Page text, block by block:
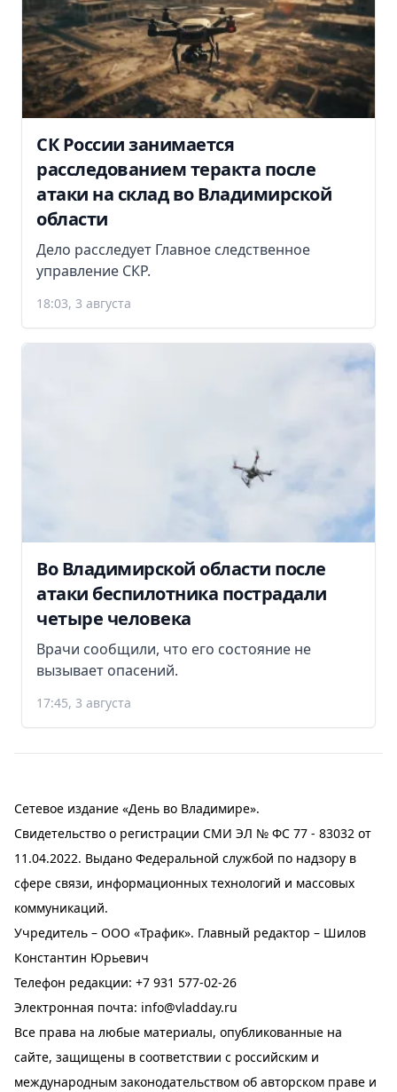
СК России занимается
расследованием теракта после
атаки на склад во Владимирской
области
Дело расследует Главное следственное
управление СКР.
18:03, 3 августа
Во Владимирской области после
атаки беспилотника пострадали
четыре человека
Врачи сообщили, что его состояние не
вызывает опасений.
17:45, 3 августа
Сетевое издание «День во Владимире».
Свидетельство о регистрации СМИ ЭЛ № ФС 77 - 83032 от
11.04.2022. Выдано Федеральной службой по надзору в
сфере связи, информационных технологий и массовых
коммуникаций.
Учредитель – ООО «Трафик». Главный редактор – Шилов
Константин Юрьевич
Телефон редакции: +7 931 577-02-26
Электронная почта: info@vladday.ru
Все права на любые материалы, опубликованные на
сайте, защищены в соответствии с российским и
международным законодательством об авторском праве и